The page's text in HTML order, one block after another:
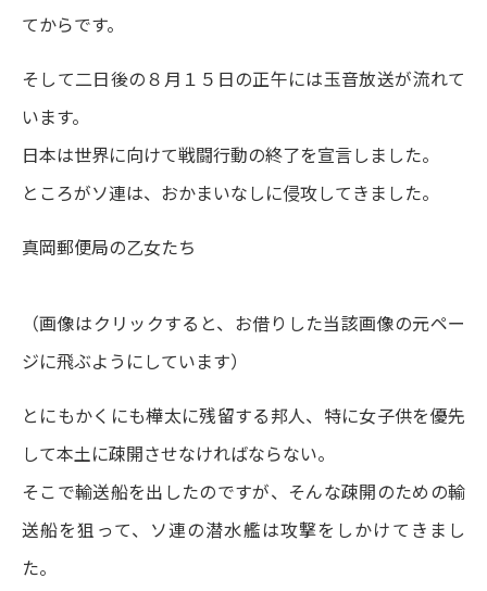
てからです。
そして二日後の８月１５日の正午には玉音放送が流れて
います。
日本は世界に向けて戦闘行動の終了を宣言しました。
ところがソ連は、おかまいなしに侵攻してきました。
真岡郵便局の乙女たち
（画像はクリックすると、お借りした当該画像の元ペー
ジに飛ぶようにしています）
とにもかくにも樺太に残留する邦人、特に女子供を優先
して本土に疎開させなければならない。
そこで輸送船を出したのですが、そんな疎開のための輸
送船を狙って、ソ連の潜水艦は攻撃をしかけてきまし
た。